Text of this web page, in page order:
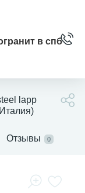
в спб
lapp
Отзывы 0